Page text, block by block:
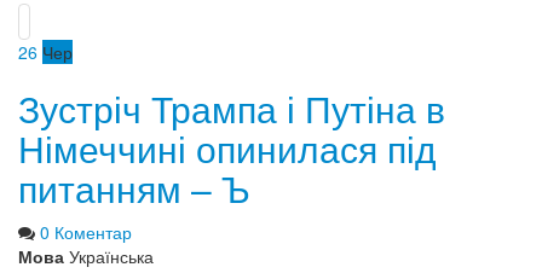
26 Чер
Зустріч Трампа і Путіна в
Німеччині опинилася під
питанням – Ъ
0 Коментар
Мова Українська